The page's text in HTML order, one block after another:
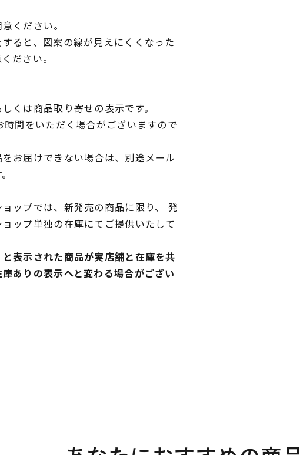
ください。
ると、図案の線が見えにくくなった
ださい。
くは商品取り寄せの表示です。
間をいただく場合がございますので
お届けできない場合は、別途メール
ップでは、新発売の商品に限り、 発
ップ単独の在庫にてご提供いたして
表示された商品が実店舗と在庫を共
ありの表示へと変わる場合がござい